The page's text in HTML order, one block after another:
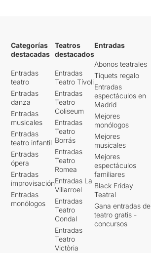
Categorías
destacadas
Entradas
teatro
Entradas
danza
Entradas
musicales
Entradas
teatro infantil
Entradas
ópera
Entradas
improvisación
Entradas
monólogos
Teatros
destacados
Entradas
Teatro Tívoli
Entradas
Teatro
Coliseum
Entradas
Teatro
Borrás
Entradas
Teatro
Romea
Entradas La
Villarroel
Entradas
Teatro
Condal
Entradas
Teatro
Victòria
Entradas
Abonos teatrales
Tiquets regalo
Entradas
espectáculos en
Madrid
Mejores
monólogos
Mejores
musicales
Mejores
espectáculos
familiares
Black Friday
Teatral
Gana entradas de
teatro gratis -
concursos